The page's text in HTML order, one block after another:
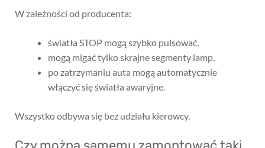
W zależności od producenta:
światła STOP mogą szybko pulsować,
mogą migać tylko skrajne segmenty lamp,
po zatrzymaniu auta mogą automatycznie
włączyć się światła awaryjne.
Wszystko odbywa się bez udziału kierowcy.